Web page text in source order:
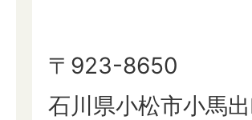
〒923-8650
石川県小松市小馬